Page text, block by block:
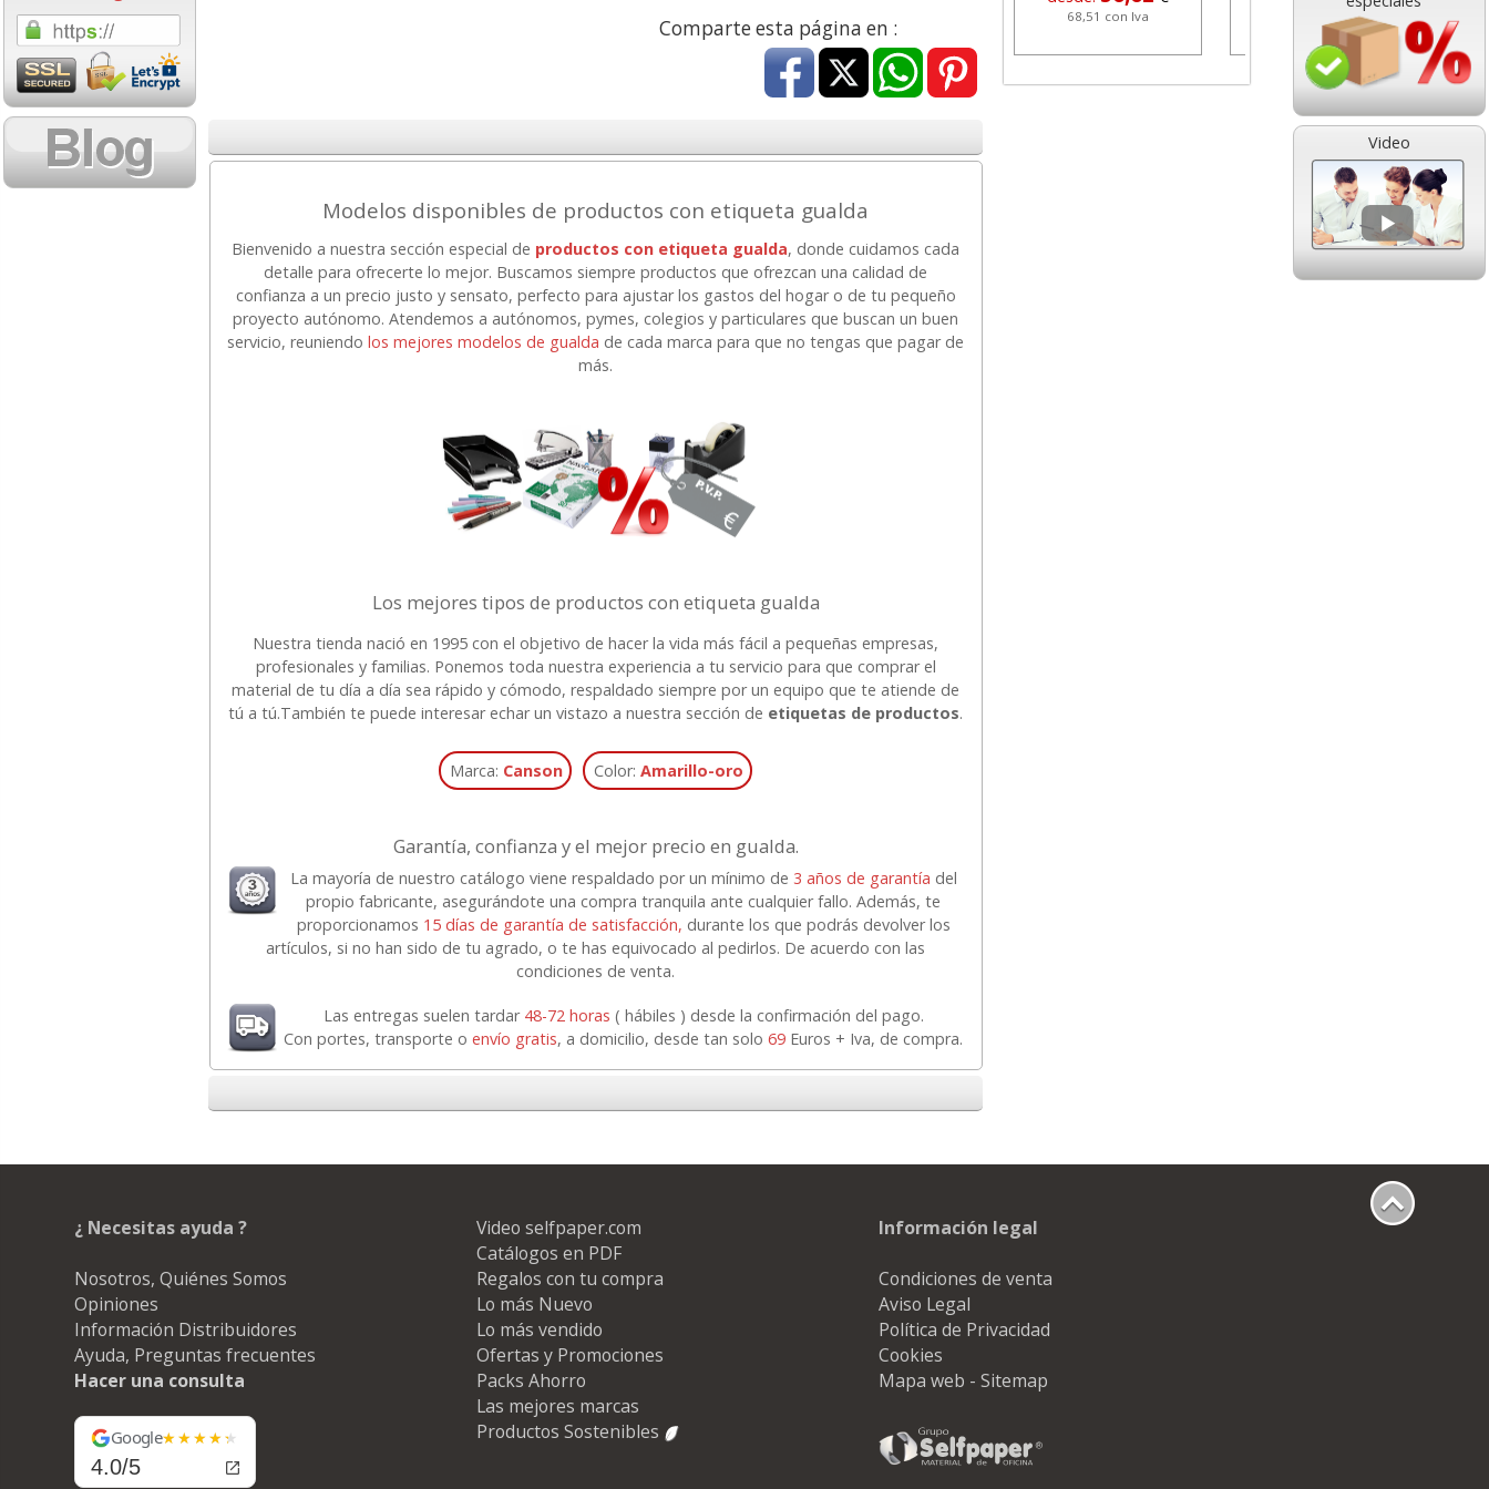
Video
Comparte esta página en :
Modelos disponibles de productos con etiqueta gualda
Bienvenido a nuestra sección especial de productos con etiqueta gualda, donde cuidamos cada
detalle para ofrecerte lo mejor. Buscamos siempre productos que ofrezcan una calidad de
confianza a un precio justo y sensato, perfecto para ajustar los gastos del hogar o de tu pequeño
proyecto autónomo. Atendemos a autónomos, pymes, colegios y particulares que buscan un buen
servicio, reuniendolos mejores modelos de gualda de cada marca para que no tengas que pagar de
más.
Los mejores tipos de productos con etiqueta gualda
Nuestra tienda nació en 1995 con el objetivo de hacer la vida más fácil a pequeñas empresas,
profesionales y familias. Ponemos toda nuestra experiencia a tu servicio para que comprar el
material de tu día a día sea rápido y cómodo, respaldado siempre por un equipo que te atiende de
tú a tú.También te puede interesar echar un vistazo a nuestra sección de etiquetas de productos.
Marca: Canson Color:Amarillo-oro
Garantía, confianza y el mejor precio en gualda.
La mayoría de nuestro catálogo viene respaldado por un mínimo de 3 años de garantía del
propio fabricante, asegurándote una compra tranquila ante cualquier fallo. Además, te
proporcionamos 15 días de garantía de satisfacción, durante los que podrás devolver los
artículos, si no han sido de tu agrado, o te has equivocado al pedirlos. De acuerdo con las
condiciones de venta.
Las entregas suelen tardar 48-72 horas ( hábiles ) desde la confirmación del pago.
Con portes, transporte oenvío gratis, a domicilio, desde tan solo69 Euros + Iva, de compra.
68,51 con Iva 1,08 con Iva
Cartucho HP 304 - 302
Negro, original
N9K06AE
Cartucho HP 304XL -
302XL Tricolor alta
capacidad deskjet
HP 950XL - Cartucho
para Officejet Pro 8600
negro
Goma de borrar
moldeable maleable
para carboncillo o
grafito
Negro, original
¿ Necesitas ayuda ?
Nosotros, Quiénes Somos
Opiniones
Información Distribuidores
Ayuda, Preguntas frecuentes
Hacer una consulta
Google
4.0/5
Video selfpaper.com
Catálogos en PDF
Regalos con tu compra
Lo más Nuevo
Lo más vendido
Ofertas y Promociones
Packs Ahorro
Las mejores marcas
Productos Sostenibles
Información legal
Condiciones de venta
Aviso Legal
Política de Privacidad
Cookies
Mapa web - Sitemap